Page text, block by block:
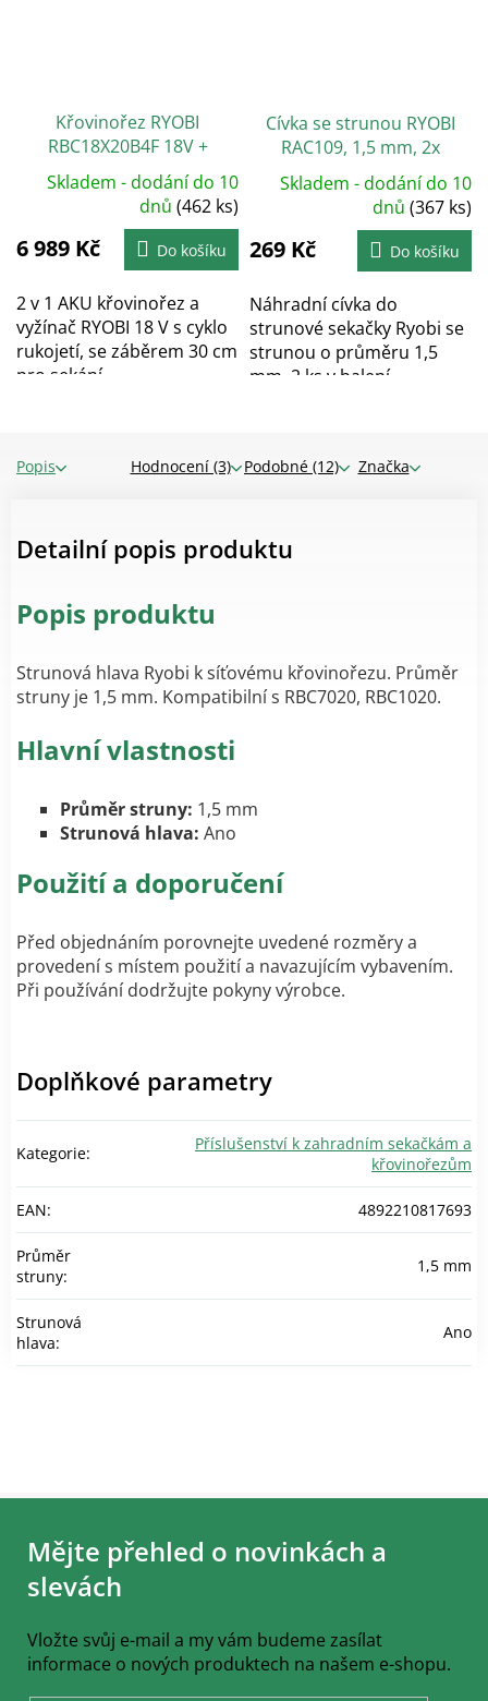
Křovinořez RYOBI
RBC18X20B4F 18V +
akumulátor + nabíječka
+ Nabroušení nože
zdarma
Skladem - dodání do 10
dnů (462 ks)
6 989 Kč Do košíku
2 v 1 AKU křovinořez a
vyžínač RYOBI 18 V s cyklo
rukojetí, se záběrem 30 cm
pro sekání...
Cívka se strunou RYOBI
RAC109, 1,5 mm, 2x
Skladem - dodání do 10
dnů (367 ks)
269 Kč Do košíku
Náhradní cívka do
strunové sekačky Ryobi se
strunou o průměru 1,5
mm, 2 ks v balení.
Popis Podobné (12)
Hodnocení (3) Značka
Detailní popis produktu
Popis produktu
Strunová hlava Ryobi k síťovému křovinořezu. Průměr
struny je 1,5 mm. Kompatibilní s RBC7020, RBC1020.
Hlavní vlastnosti
Průměr struny: 1,5 mm
Strunová hlava: Ano
Použití a doporučení
Před objednáním porovnejte uvedené rozměry a
provedení s místem použití a navazujícím vybavením.
Při používání dodržujte pokyny výrobce.
Doplňkové parametry
Kategorie:
Příslušenství k zahradním sekačkám a
křovinořezům
EAN: 4892210817693
Průměr
struny:
1,5 mm
Strunová
hlava:
Ano
Z
Mějte přehled o novinkách a
slevách
Vložte svůj e-mail a my vám budeme zasílat
informace o nových produktech na našem e-shopu.